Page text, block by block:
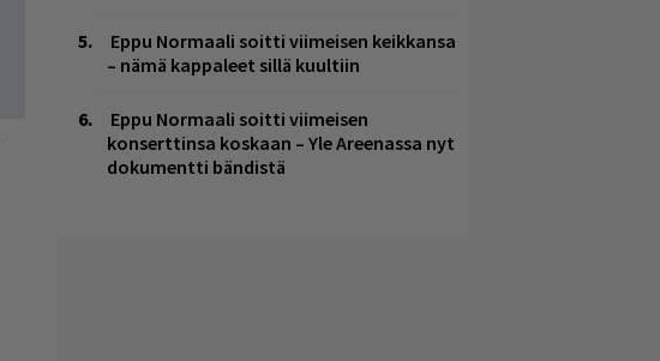
Eppu Normaali soitti viimeisen keikkansa
– nämä kappaleet sillä kuultiin
Eppu Normaali soitti viimeisen
konserttinsa koskaan – Yle Areenassa nyt
dokumentti bändistä